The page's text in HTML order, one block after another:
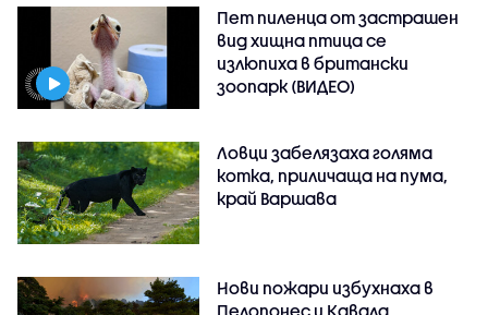
Пет пиленца от застрашен
вид хищна птица се
излюпиха в британски
зоопарк (ВИДЕО)
Ловци забелязаха голяма
котка, приличаща на пума,
край Варшава
Нови пожари избухнаха в
Пелопонес и Кавала